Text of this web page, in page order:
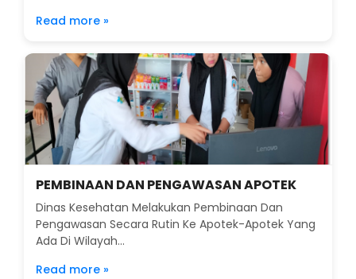
Read more »
PEMBINAAN DAN PENGAWASAN APOTEK
Dinas Kesehatan Melakukan Pembinaan Dan
Pengawasan Secara Rutin Ke Apotek-Apotek Yang
Ada Di Wilayah...
Read more »